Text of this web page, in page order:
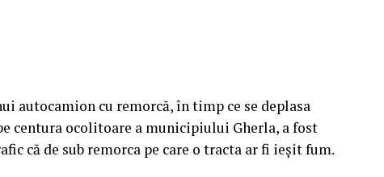
cu remorcă, în timp ce se deplasa
centura ocolitoare a municipiului Gherla, a fost
că de sub remorca pe care o tracta ar fi ieșit fum.